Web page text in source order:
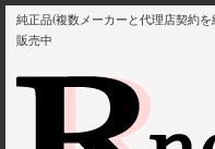
純正品(複数メーカーと代理店契約
販売中